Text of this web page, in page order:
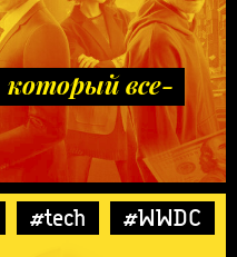
который все-
#tech #WWDC